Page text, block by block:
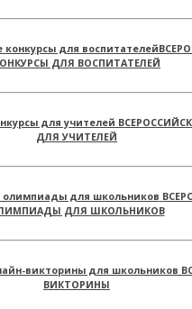
ДЛЯ ВОСПИТАТЕЛЕЙ
ДЛЯ УЧИТЕЛЕЙ
ДЛЯ ШКОЛЬНИКОВ
ВИКТОРИНЫ